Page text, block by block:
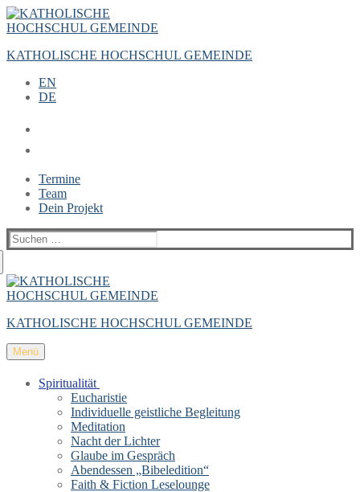
Zum
Inhalt
Menü
Schließen
KATHOLISCHE HOCHSCHUL GEMEINDE
EN
DE
Termine
Team
Dein Projekt
Suchen
nach:
KATHOLISCHE HOCHSCHUL GEMEINDE
Menü
Spiritualität
Eucharistie
Individuelle geistliche Begleitung
Meditation
Nacht der Lichter
Glaube im Gespräch
Abendessen „Bibeledition“
Faith & Fiction Leselounge